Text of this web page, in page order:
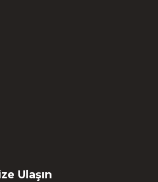
Ulaşın